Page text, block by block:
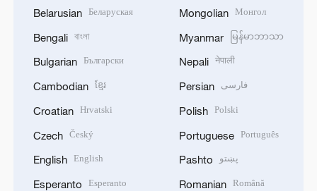
Belarusian Беларуская
Bengali বাংলা
Bulgarian Български
Cambodian ខ្មែរ
Croatian Hrvatski
Czech Český
English English
Esperanto Esperanto
Mongolian Монгол
Myanmar မြန်မာဘာသာ
Nepali नेपाली
Persian فارسی
Polish Polski
Portuguese Português
Pashto پښتو
Romanian Română